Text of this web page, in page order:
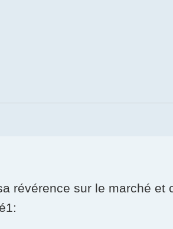
révérence sur le marché et